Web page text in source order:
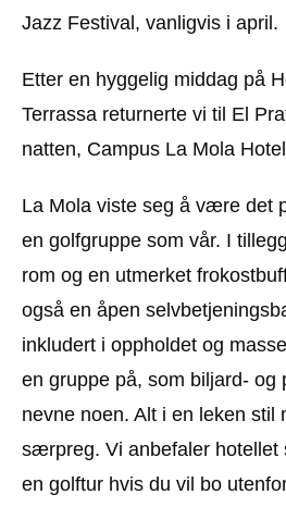
Jazz Festival, vanligvis i april.
Etter en hyggelig middag på
Terrassa returnerte vi til El
natten, Campus La Mola
La Mola viste seg å være det
en golfgruppe som vår. I
rom og en utmerket
også en åpen
inkludert i oppholdet og
en gruppe på, som biljard- og
nevne noen. Alt i en leken stil
særpreg. Vi anbefaler hotellet
en golftur hvis du vil bo